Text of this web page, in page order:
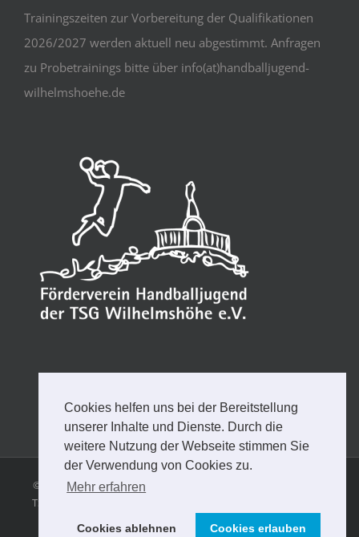
Cookies helfen uns bei der Bereitstellung
unserer Inhalte und Dienste. Durch die
weitere Nutzung der Webseite stimmen Sie
der Verwendung von Cookies zu.
Mehr erfahren
Cookies ablehnen Cookies erlauben
Trainingszeiten zur Vorbereitung der Qualifikationen
2026/2027 werden aktuell neu abgestimmt. Anfragen
zu Probetrainings bitte über info(at)handballjugend-
wilhelmshoehe.de
© Copyright2026 | FÖRDERVEREIN HANDBALLJUGEND DER
TSG WILHELMSHÖHE e.V. |